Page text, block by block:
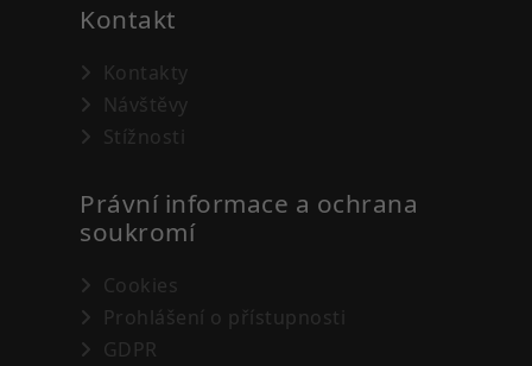
Kontakt
Kontakty
Návštěvy
Stížnosti
Právní informace a ochrana
soukromí
Cookies
Prohlášení o přístupnosti
GDPR